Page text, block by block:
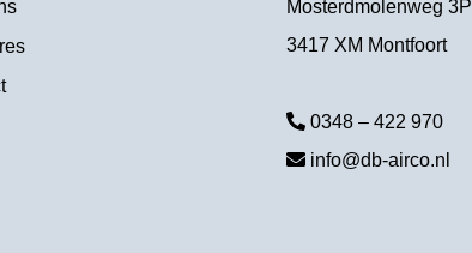
Mosterdmolenweg 3P
3417 XM Montfoort
0348 – 422 970
info@db-airco.nl